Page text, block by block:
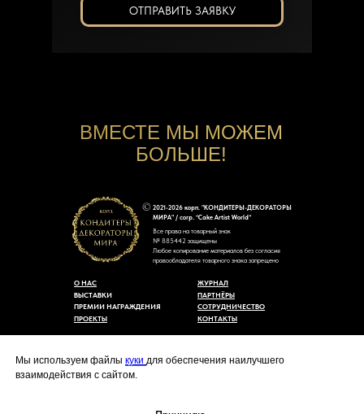
Мы используем файлы куки для обеспечения наилучшего
взаимодействия с сайтом.
ОТПРАВИТЬ ЗАЯВКУ
ВМЕСТЕ МЫ МОЖЕМ
БОЛЬШЕ!
2021-2026 корп. "КОНДИТЕРЫ-ДЕКОРАТОРЫ
МИРА" / corp. “Cake Artist World”
Все права на товарный знак
№ 885442 защищены
Любое копирование материалов без согласия
правообладателя товарного знака запрещено
cakeartistworld@mail.ru
КОНТАКТЫ
СОТРУДНИЧЕСТВО
ЖУРНАЛ
ПАРТНЁРЫ
ПРЕМИИ НАГРАЖДЕНИЯ
ПРОЕКТЫ
ВЫСТАВКИ
О НАС
Политика конфиденциальности
Согласие на обработку персональных данных